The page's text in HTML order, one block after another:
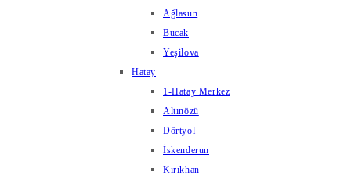
Ağlasun
Bucak
Yeşilova
Hatay
1-Hatay Merkez
Altınözü
Dörtyol
İskenderun
Kırıkhan